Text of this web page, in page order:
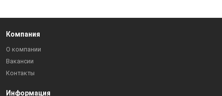
Компания
О компании
Вакансии
Контакты
Информация